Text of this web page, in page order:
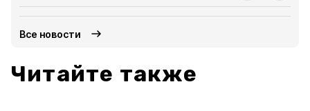
Все новости
Читайте также